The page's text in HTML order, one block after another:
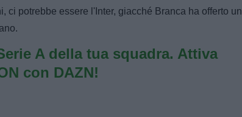
ci potrebbe essere l'Inter, giacché Branca ha offerto un
A della tua squadra. Attiva
con DAZN!